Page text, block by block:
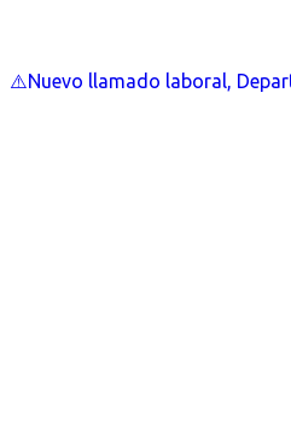
⚠️Nuevo llamado laboral,